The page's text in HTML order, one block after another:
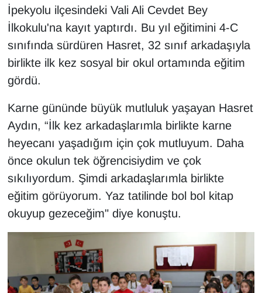
İpekyolu ilçesindeki Vali Ali Cevdet Bey
İlkokulu'na kayıt yaptırdı. Bu yıl eğitimini 4-C
sınıfında sürdüren Hasret, 32 sınıf arkadaşıyla
birlikte ilk kez sosyal bir okul ortamında eğitim
gördü.
Karne gününde büyük mutluluk yaşayan Hasret
Aydın, “İlk kez arkadaşlarımla birlikte karne
heyecanı yaşadığım için çok mutluyum. Daha
önce okulun tek öğrencisiydim ve çok
sıkılıyordum. Şimdi arkadaşlarımla birlikte
eğitim görüyorum. Yaz tatilinde bol bol kitap
okuyup gezeceğim" diye konuştu.
SPOR
TEBRİK
TEKNOLOJİ
VAN'DA SPOR
Vasıta
YAŞAM
YEREL